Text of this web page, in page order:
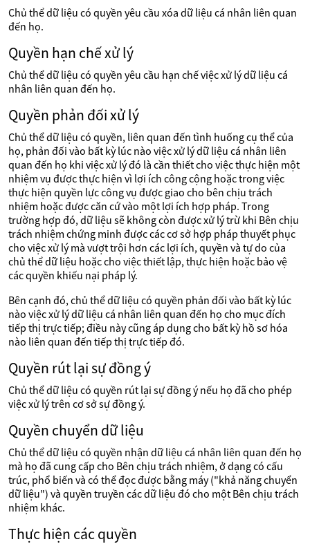
Chủ thể dữ liệu có quyền yêu cầu xóa dữ liệu cá nhân liên quan
đến họ.
Quyền hạn chế xử lý
Chủ thể dữ liệu có quyền yêu cầu hạn chế việc xử lý dữ liệu cá
nhân liên quan đến họ.
Quyền phản đối xử lý
Chủ thể dữ liệu có quyền, liên quan đến tình huống cụ thể của
họ, phản đối vào bất kỳ lúc nào việc xử lý dữ liệu cá nhân liên
quan đến họ khi việc xử lý đó là cần thiết cho việc thực hiện một
nhiệm vụ được thực hiện vì lợi ích công cộng hoặc trong việc
thực hiện quyền lực công vụ được giao cho bên chịu trách
nhiệm hoặc được căn cứ vào một lợi ích hợp pháp. Trong
trường hợp đó, dữ liệu sẽ không còn được xử lý trừ khi Bên chịu
trách nhiệm chứng minh được các cơ sở hợp pháp thuyết phục
cho việc xử lý mà vượt trội hơn các lợi ích, quyền và tự do của
chủ thể dữ liệu hoặc cho việc thiết lập, thực hiện hoặc bảo vệ
các quyền khiếu nại pháp lý.
Bên cạnh đó, chủ thể dữ liệu có quyền phản đối vào bất kỳ lúc
nào việc xử lý dữ liệu cá nhân liên quan đến họ cho mục đích
tiếp thị trực tiếp; điều này cũng áp dụng cho bất kỳ hồ sơ hóa
nào liên quan đến tiếp thị trực tiếp đó.
Quyền rút lại sự đồng ý
Chủ thể dữ liệu có quyền rút lại sự đồng ý nếu họ đã cho phép
việc xử lý trên cơ sở sự đồng ý.
Quyền chuyển dữ liệu
Chủ thể dữ liệu có quyền nhận dữ liệu cá nhân liên quan đến họ
mà họ đã cung cấp cho Bên chịu trách nhiệm, ở dạng có cấu
trúc, phổ biến và có thể đọc được bằng máy ("khả năng chuyển
dữ liệu") và quyền truyền các dữ liệu đó cho một Bên chịu trách
nhiệm khác.
Thực hiện các quyền